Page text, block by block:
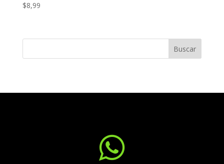
$8,99
Buscar
